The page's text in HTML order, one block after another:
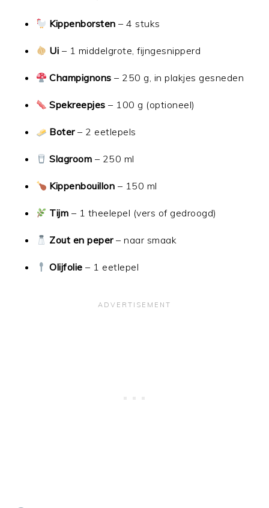
Kippenborsten – 4 stuks
Ui – 1 middelgrote, fijngesnipperd
Champignons – 250 g, in plakjes gesneden
Spekreepjes – 100 g (optioneel)
Boter– 2 eetlepels
Slagroom – 250 ml
Kippenbouillon – 150 ml
Tijm – 1 theelepel (vers of gedroogd)
Zout en peper– naar smaak
Olijfolie – 1 eetlepel